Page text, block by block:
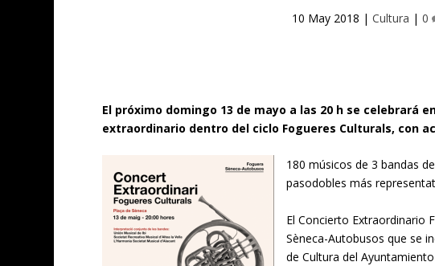
10 May 2018 | Cultura | 0
El próximo domingo 13 de mayo a las 20 h se celebrará
extraordinario dentro del ciclo Fogueres Culturals, con
180 músicos de 3 bandas
pasodobles más
El Concierto Extraordinario
Sèneca-Autobusos que se
de Cultura del